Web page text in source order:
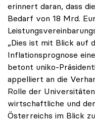
erinnert daran, dass
Bedarf von 18 Mrd.
„Dies ist mit Blick auf
Inflationsprognose
betont uniko-
appelliert an die
Rolle der
wirtschaftliche und
Österreichs im Blick